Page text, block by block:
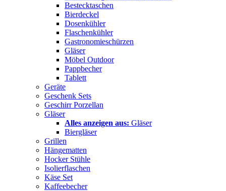
Bestecktaschen
Bierdeckel
Dosenkühler
Flaschenkühler
Gastronomieschürzen
Gläser
Möbel Outdoor
Pappbecher
Tablett
Geräte
Geschenk Sets
Geschirr Porzellan
Gläser
Alles anzeigen aus: Gläser
Biergläser
Grillen
Hängematten
Hocker Stühle
Isolierflaschen
Käse Set
Kaffeebecher